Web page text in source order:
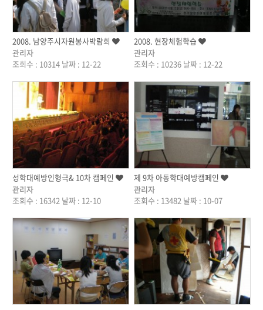
2008. 남양주시자원봉사박람회
관리자
조회수 : 10314 날짜 : 12-22
2008. 현장체험학습
관리자
조회수 : 10236 날짜 : 12-22
성학대예방인형극& 10차 캠페인
작성자
관리자
조회수 : 16342 날짜 : 12-10
제 9차 아동학대예방캠페인
작성자
관리자
조회수 : 13482 날짜 : 10-07
작성자 작성자